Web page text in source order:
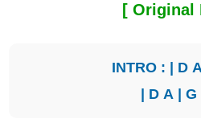
[ Original
INTRO : | D A
| D A | G